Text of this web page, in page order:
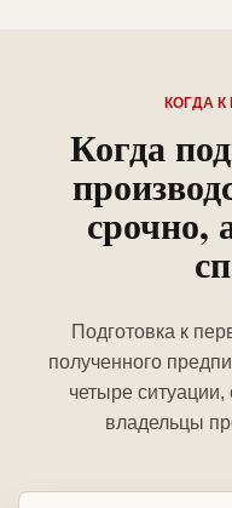
КОГДА
Когда
срочно,
Подготовка к
полученного
четыре
владельцы